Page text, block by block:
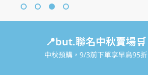
📍but.聯名中秋賣場🛒
中秋預購，9/3前下單享早鳥95折